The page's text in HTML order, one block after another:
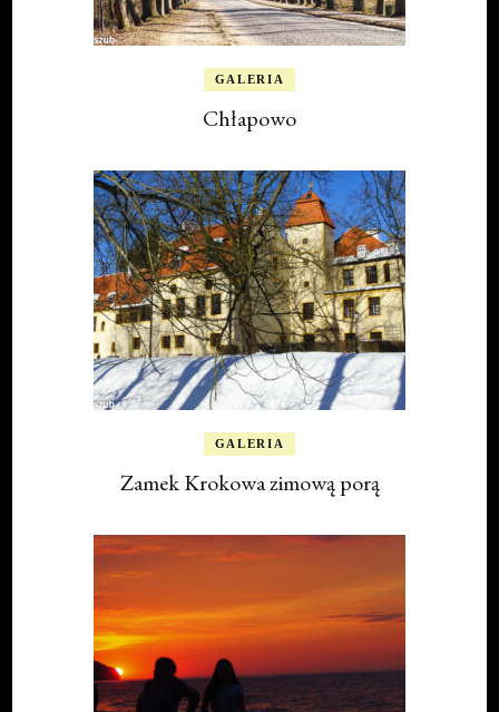
GALERIA
Chłapowo
GALERIA
Zamek Krokowa zimową porą